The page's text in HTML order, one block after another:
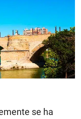
se ha